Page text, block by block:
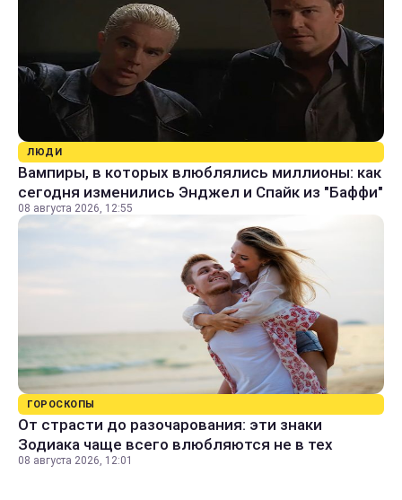
ЛЮДИ
Вампиры, в которых влюблялись миллионы: как
сегодня изменились Энджел и Спайк из "Баффи"
08 августа 2026, 12:55
ГОРОСКОПЫ
От страсти до разочарования: эти знаки
Зодиака чаще всего влюбляются не в тех
08 августа 2026, 12:01